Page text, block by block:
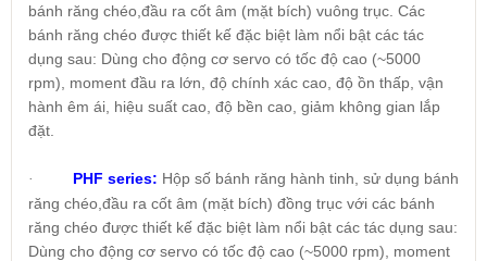
bánh răng chéo,đầu ra cốt âm (mặt bích) vuông trục. Các
bánh răng chéo được thiết kế đặc biệt làm nổi bật các tác
dụng sau: Dùng cho động cơ servo có tốc độ cao (~5000
rpm), moment đầu ra lớn, độ chính xác cao, độ ồn thấp, vận
hành êm ái, hiệu suất cao, độ bền cao, giảm không gian lắp
đặt.
· PHF series: Hộp số bánh răng hành tinh, sử dụng bánh
răng chéo,đầu ra cốt âm (mặt bích) đồng trục với các bánh
răng chéo được thiết kế đặc biệt làm nổi bật các tác dụng sau:
Dùng cho động cơ servo có tốc độ cao (~5000 rpm), moment